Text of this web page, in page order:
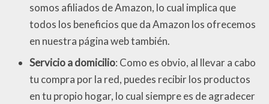
somos afiliados de Amazon, lo cual implica que
todos los beneficios que da Amazon los ofrecemos
en nuestra página web también.
Servicio a domicilio: Como es obvio, al llevar a cabo
tu compra por la red, puedes recibir los productos
en tu propio hogar, lo cual siempre es de agradecer